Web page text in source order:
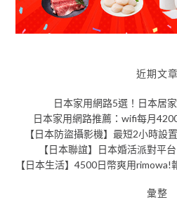
近期文章
日本家用網路5選！日本居
日本家用網路推薦：wifi每月
【日本防盜攝影機】最短2小時設
【日本聯誼】日本婚活派對平
【日本生活】4500日幣爽用
彙整